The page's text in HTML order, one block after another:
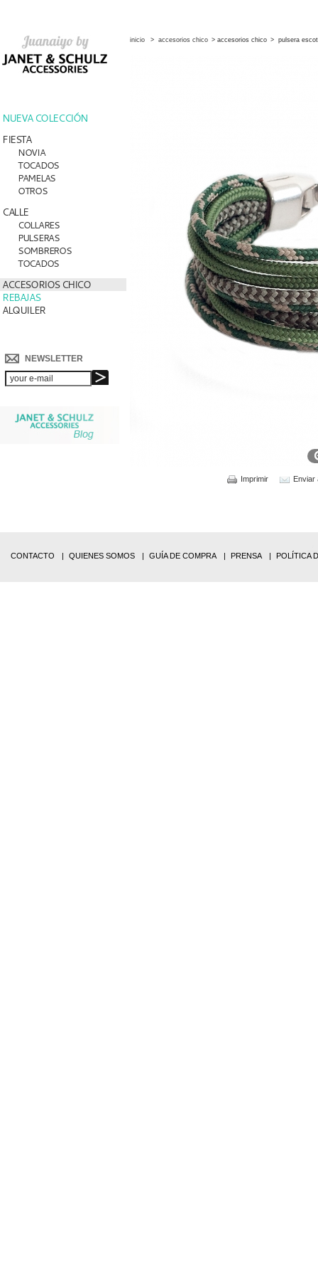
NUEVA COLECCIÓN
FIESTA
NOVIA
TOCADOS
PAMELAS
OTROS
CALLE
COLLARES
PULSERAS
SOMBREROS
TOCADOS
ACCESORIOS CHICO
REBAJAS
ALQUILER
NEWSLETTER
inicio > accesorios chico > accesorios chico > pulsera
Enviar
Imprimir
CONTACTO QUIENES SOMOS GUÍA DE COMPRA PRENSA POLÍTICA